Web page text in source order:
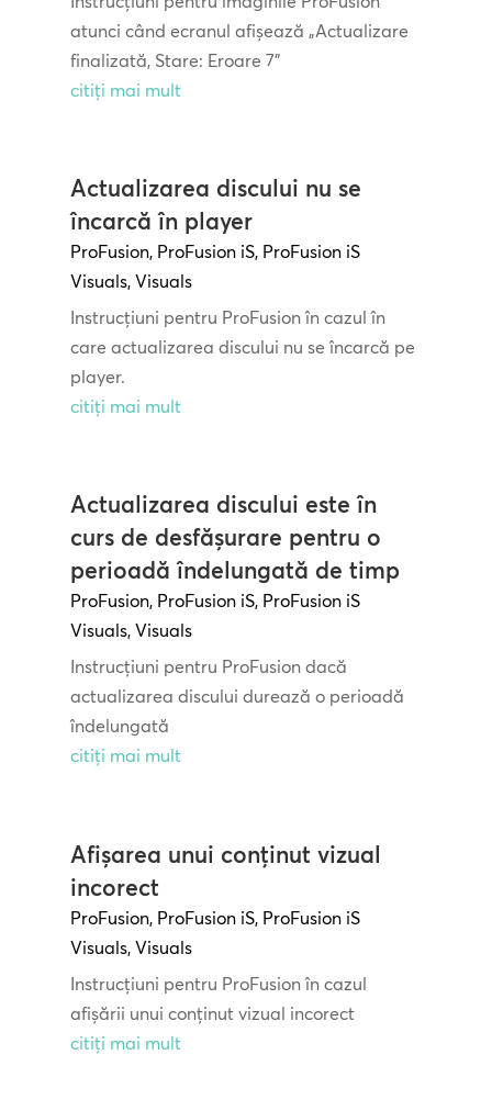
atunci când ecranul afișează „Actualizare
finalizată, Stare: Eroare 7”
citiți mai mult
Actualizarea discului nu se
încarcă în player
ProFusion, ProFusion iS, ProFusion iS
Visuals, Visuals
Instrucțiuni pentru ProFusion în cazul în
care actualizarea discului nu se încarcă pe
player.
citiți mai mult
Actualizarea discului este în
curs de desfășurare pentru o
perioadă îndelungată de timp
ProFusion, ProFusion iS, ProFusion iS
Visuals, Visuals
Instrucțiuni pentru ProFusion dacă
actualizarea discului durează o perioadă
îndelungată
citiți mai mult
Afișarea unui conținut vizual
incorect
ProFusion, ProFusion iS, ProFusion iS
Visuals, Visuals
Instrucțiuni pentru ProFusion în cazul
afișării unui conținut vizual incorect
citiți mai mult